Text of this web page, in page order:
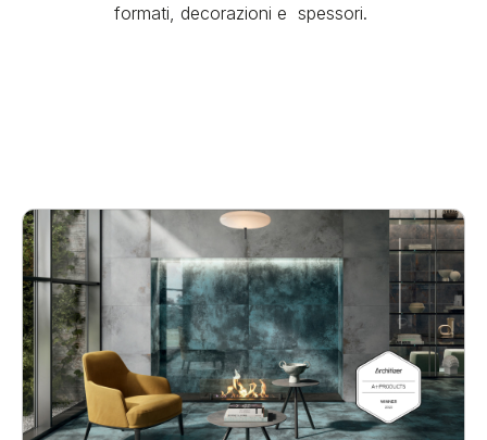
formati, decorazioni e spessori.